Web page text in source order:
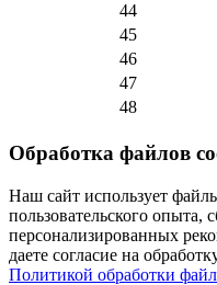
44
45
46
47
48
Обработка файлов
Наш сайт использует
пользовательского опыта,
персонализированных
даете согласие на
Политикой обработки